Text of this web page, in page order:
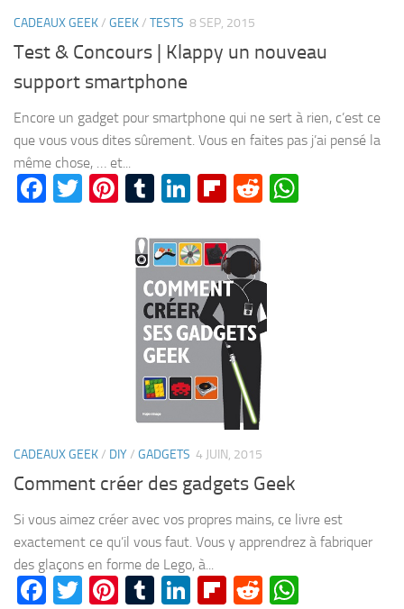
CADEAUX GEEK/ GEEK/ TESTS 8 SEP, 2015
Test & Concours | Klappy un nouveau
support smartphone
Encore un gadget pour smartphone qui ne sert à rien, c’est ce
que vous vous dites sûrement. Vous en faites pas j’ai pensé la
même chose, … et...
Facebook
TwitterPinterest
TumblrLinkedIn
Flipboard
Reddit
CADEAUX GEEK/ DIY/ GADGETS 4 JUIN, 2015
Comment créer des gadgets Geek
Si vous aimez créer avec vos propres mains, ce livre est
exactement ce qu’il vous faut. Vous y apprendrez à fabriquer
des glaçons en forme de Lego, à...
Facebook
Twitter
Pinterest
Tumblr
LinkedIn
Flipboard
Reddit